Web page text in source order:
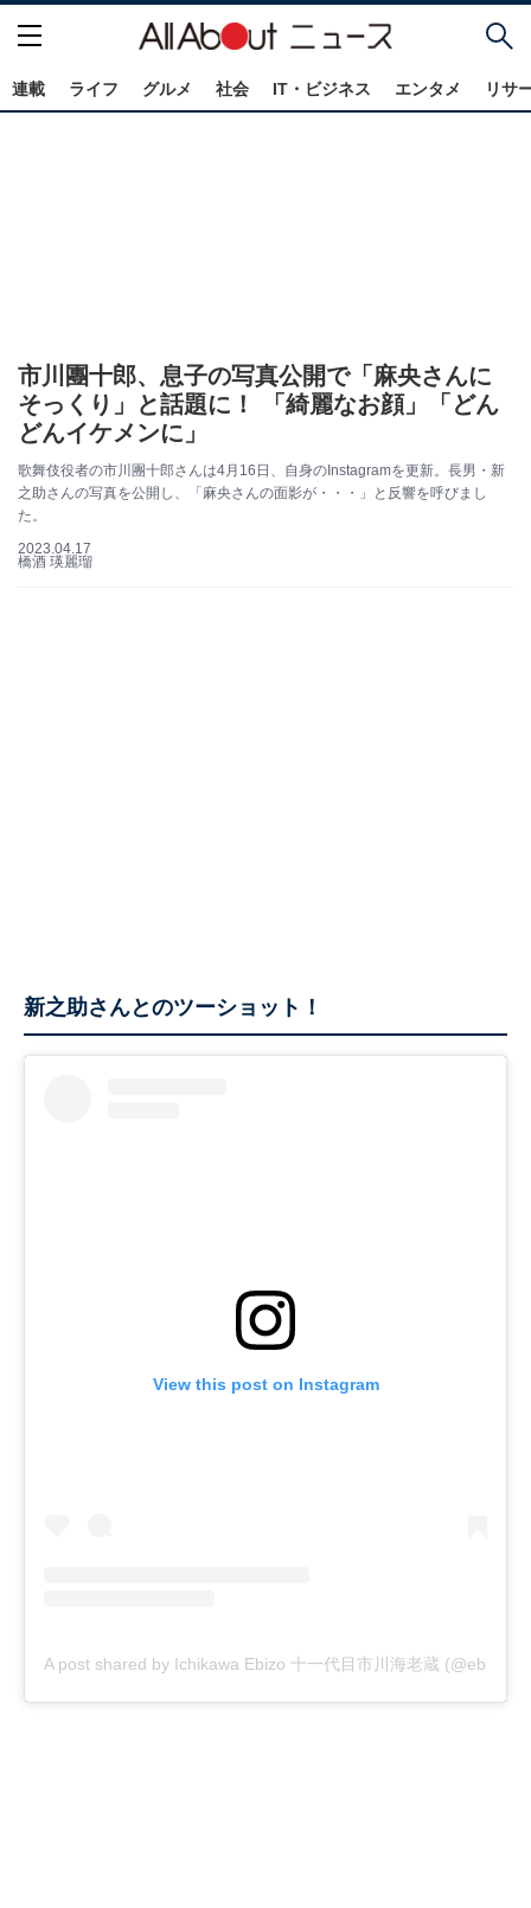
連載 ライフ グルメ 社会 IT・ビジネス エンタメ リサ
市川團十郎、息子の写真公開で「麻央さんに
そっくり」と話題に！ 「綺麗なお顔」「どん
どんイケメンに」
歌舞伎役者の市川團十郎さんは4月16日、自身のInstagramを更新。長男・新
之助さんの写真を公開し、「麻央さんの面影が・・・」と反響を呼びまし
た。
2023.04.17
橋酒 瑛麗瑠
新之助さんとのツーショット！
View this post on Instagram
A post shared by Ichikawa Ebizo 十一代目市川海老蔵